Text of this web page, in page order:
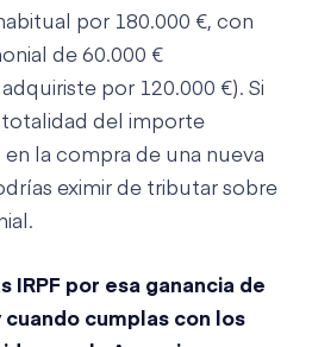
por 180.000 €, con
de 60.000 €
por 120.000 €). Si
del importe
la compra de una nueva
eximir de tributar sobre
IRPF por esa ganancia de
cuando cumplas con los